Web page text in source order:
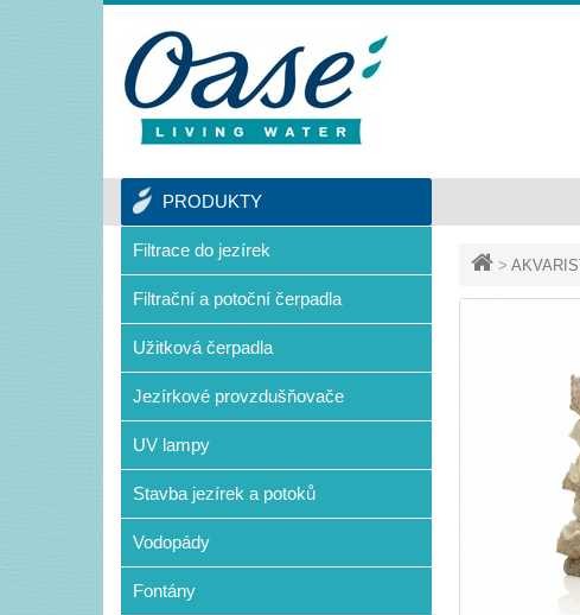
>
PRODUKTY
Filtrace do jezírek
Filtrační a potoční čerpadla
Užitková čerpadla
Jezírkové provzdušňovače
UV lampy
Stavba jezírek a potoků
Vodopády
Fontány